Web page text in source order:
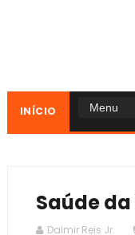
INÍCIO
Saúde da
Dalmir Reis Jr.